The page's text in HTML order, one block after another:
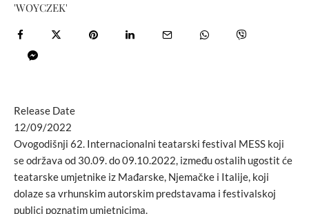
'WOYCZEK'
Release Date
12/09/2022
Ovogodišnji 62. Internacionalni teatarski festival MESS koji
se održava od 30.09. do 09.10.2022, između ostalih ugostit će
teatarske umjetnike iz Mađarske, Njemačke i Italije, koji
dolaze sa vrhunskim autorskim predstavama i festivalskoj
publici poznatim umjetnicima.